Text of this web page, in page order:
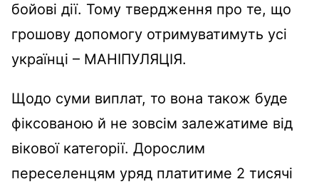
бойові дії. Тому твердження про те, що
грошову допомогу отримуватимуть усі
українці – МАНІПУЛЯЦІЯ.
Щодо суми виплат, то вона також буде
фіксованою й не зовсім залежатиме від
вікової категорії. Дорослим
переселенцям уряд платитиме 2 тисячі